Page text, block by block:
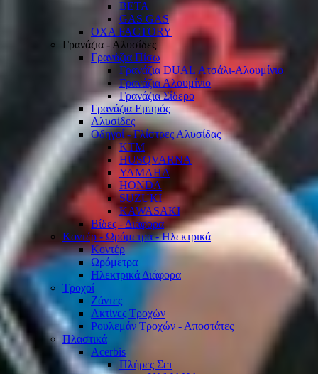
BETA
GAS GAS
OXA FACTORY
Γρανάζια - Αλυσίδες
Γρανάζια Πίσω
Γρανάζια DUAL Ατσάλι-Αλουμίνιο
Γρανάζια Αλουμίνιο
Γρανάζια Σίδερο
Γρανάζια Εμπρός
Αλυσίδες
Οδηγοί - Γλίστρες Αλυσίδας
KTM
HUSQVARNA
YAMAHA
HONDA
SUZUKI
KAWASAKI
Βίδες - Διάφορα
Κοντέρ - Ωρόμετρα - Ηλεκτρικά
Κοντέρ
Ωρόμετρα
Ηλεκτρικά Διάφορα
Τροχοί
Ζάντες
Ακτίνες Τροχών
Ρουλεμάν Τροχών - Αποστάτες
Πλαστικά
Acerbis
Πλήρες Σετ